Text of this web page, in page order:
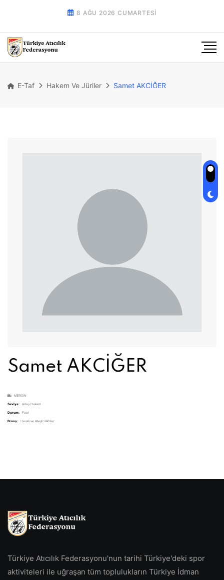
8 AĞU 2026 CUMARTESI
E-Taf Hakem Ve Jüriler Samet AKCİĞER
Samet AKCİĞER
ili: MERSİN
Seviye: Aday Hakem
Durum: Faal
Branş: Havalı ve Ateşli Silahlar
Türkiye Atıcılık Federasyonu'nun tarihi Türkiye'deki spor
aktiviteleri ile uğraşan tüm toplulukların Türkiye İdman